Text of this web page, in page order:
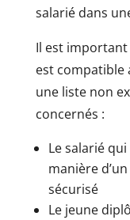
salarié dans
Il est
est compatible
une liste non
concernés :
Le salarié
manière
sécurisé
Le jeune